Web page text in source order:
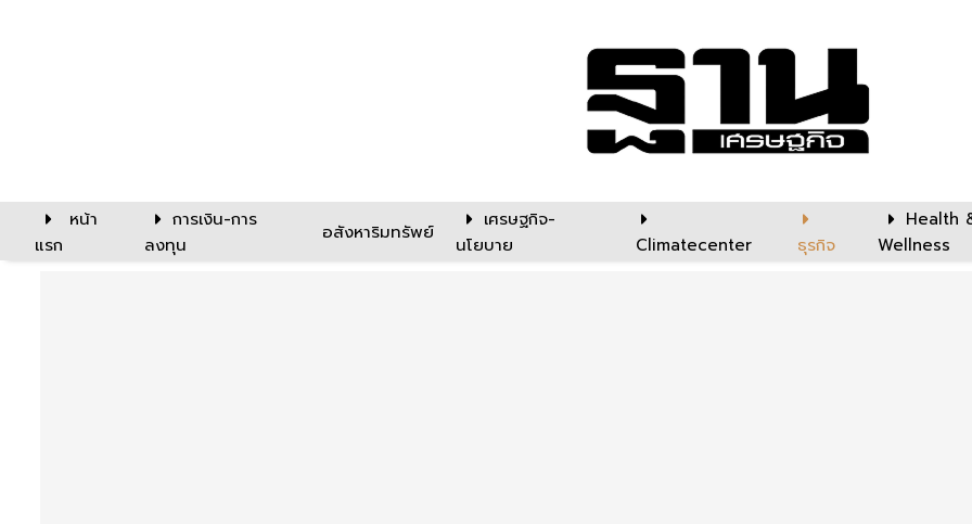
หน้า
แรก
การเงิน-การ
ลงทุน
อสังหาริมทรัพย์
เศรษฐกิจ-
นโยบาย
Climatecenter ธุรกิจ
Health
Wellness